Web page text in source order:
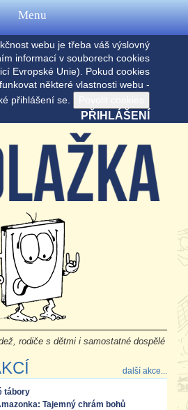
webu je třeba váš výslovný
informací v souborech cookies
Evropské Unie). Pokud cookies
některé vlastnosti webu -
přihlášení se.
PŘIHLÁŠENÍ
rodiče s dětmi i samostatné dospělé
další akce...
tábory
Tajemný chrám bohů